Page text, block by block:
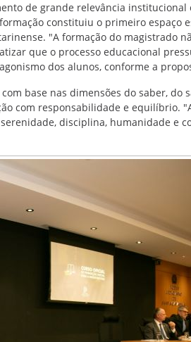
de grande relevância
constituiu o primeiro espaço
"A formação do magistrado
que o processo educacional
dos alunos, conforme a
base nas dimensões do saber, do
com responsabilidade e equilíbrio.
disciplina, humanidade e